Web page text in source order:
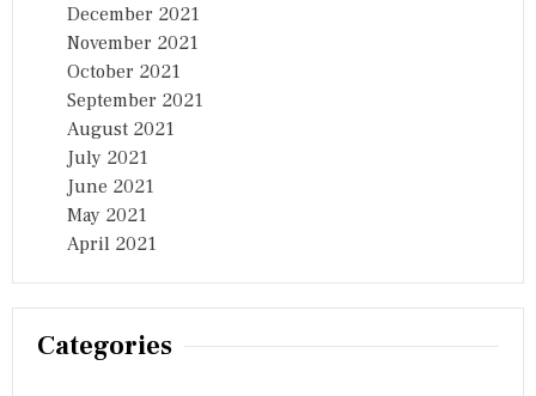
December 2021
November 2021
October 2021
September 2021
August 2021
July 2021
June 2021
May 2021
April 2021
Categories